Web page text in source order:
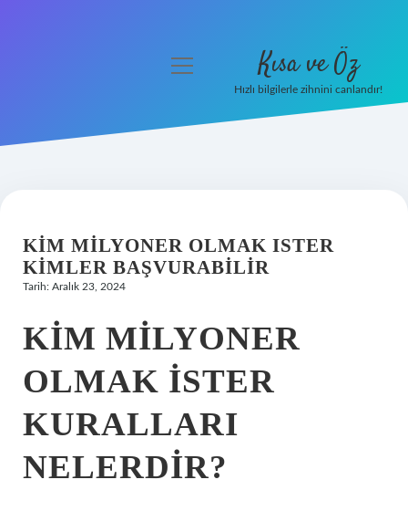
Hakkımızda
menüyü
Kısa ve Öz
Hızlı bilgilerle zihnini canlandır!
KIM MILYONER OLMAK ISTER
KIMLER BAŞVURABILIR
Tarih: Aralık 23, 2024
KIM MILYONER
OLMAK İSTER
KURALLARI
NELERDIR?